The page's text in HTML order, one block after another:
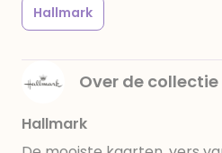
Hallmark
Over de collectie
Hallmark